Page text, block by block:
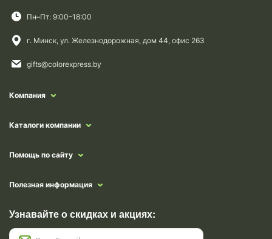
Пн–Пт: 9:00–18:00
г. Минск, ул. Железнодорожная, дом 44, офис 263
gifts@colorexpress.by
Компания
Каталоги компании
Помощь по сайту
Полезная информация
Узнавайте о скидках и акциях: